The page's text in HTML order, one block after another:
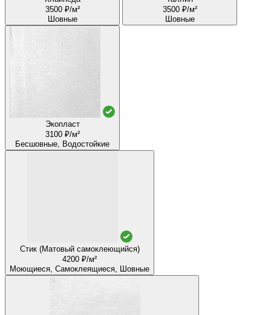
3500 ₽/м²
Шовные
3500 ₽/м²
Шовные
Экопласт
3100 ₽/м²
Бесшовные, Водостойкие
Стик (Матовый самоклеющийся)
4200 ₽/м²
Моющиеся, Самоклеящиеся, Шовные